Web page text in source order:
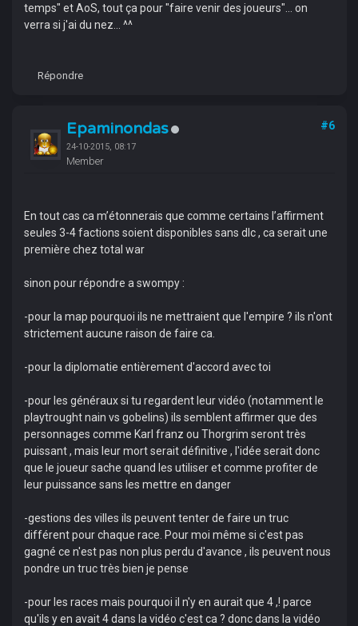
temps" et AoS, tout ça pour "faire venir des joueurs"... on
verra si j'ai du nez... ^^
Répondre
Epaminondas
24-10-2015, 08:17
Member
#6
En tout cas ca m’étonnerais que comme certains l’affirment
seules 3-4 factions soient disponibles sans dlc , ca serait une
première chez total war
sinon pour répondre a swompy :
-pour la map pourquoi ils ne mettraient que l'empire ? ils n'ont
strictement aucune raison de faire ca.
-pour la diplomatie entièrement d'accord avec toi
-pour les généraux si tu regardent leur vidéo (notamment le
playtrought nain vs gobelins) ils semblent affirmer que des
personnages comme Karl franz ou Thorgrim seront très
puissant , mais leur mort serait définitive , l'idée serait donc
que le joueur sache quand les utiliser et comme profiter de
leur puissance sans les mettre en danger
-gestions des villes ils peuvent tenter de faire un truc
différent pour chaque race. Pour moi même si c'est pas
gagné ce n'est pas non plus perdu d'avance , ils peuvent nous
pondre un truc très bien je pense
-pour les races mais pourquoi il n'y en aurait que 4 ,! parce
qu'ils y en avait 4 dans la vidéo c'est ca ? donc dans la vidéo